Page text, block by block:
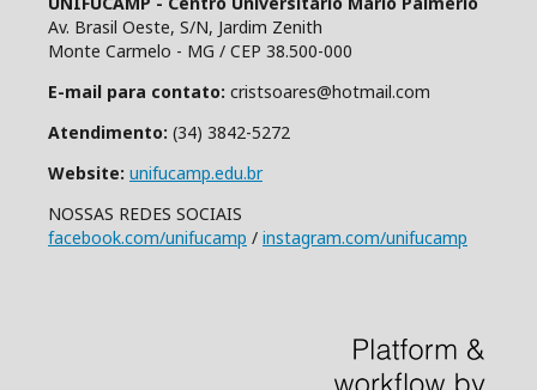
Av. Brasil Oeste, S/N, Jardim Zenith
Monte Carmelo - MG / CEP 38.500-000
E-mail para contato: cristsoares@hotmail.com
Atendimento: (34) 3842-5272
Website: unifucamp.edu.br
NOSSAS REDES SOCIAIS
facebook.com/unifucamp / instagram.com/unifucamp